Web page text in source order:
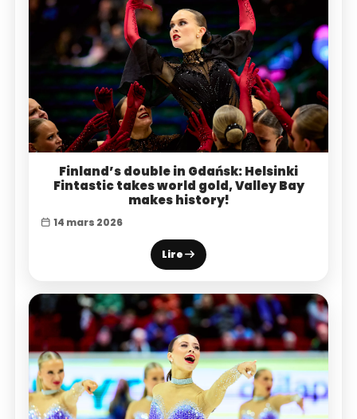
Finland’s double in Gdańsk: Helsinki
Fintastic takes world gold, Valley Bay
makes history!
14 mars 2026
Lire